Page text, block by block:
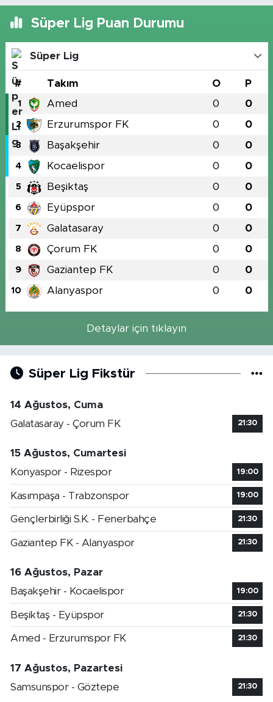
Süper Lig Puan Durumu
Süper Lig
# Takım O P
1 Amed 0 0
2 Erzurumspor FK 0 0
3 Başakşehir 0 0
4 Kocaelispor 0 0
5 Beşiktaş 0 0
6 Eyüpspor 0 0
7 Galatasaray 0 0
8 Çorum FK 0 0
9 Gaziantep FK 0 0
10 Alanyaspor 0 0
Detaylar için tıklayın
Süper Lig Fikstür
14 Ağustos, Cuma
Galatasaray - Çorum FK
21:30
15 Ağustos, Cumartesi
Konyaspor - Rizespor
19:00
Kasımpaşa - Trabzonspor 19:00
Gençlerbirliği S.K. - Fenerbahçe 21:30
Gaziantep FK - Alanyaspor 21:30
16 Ağustos, Pazar
Başakşehir - Kocaelispor
19:00
Beşiktaş - Eyüpspor 21:30
Amed - Erzurumspor FK 21:30
17 Ağustos, Pazartesi
Samsunspor - Göztepe
21:30